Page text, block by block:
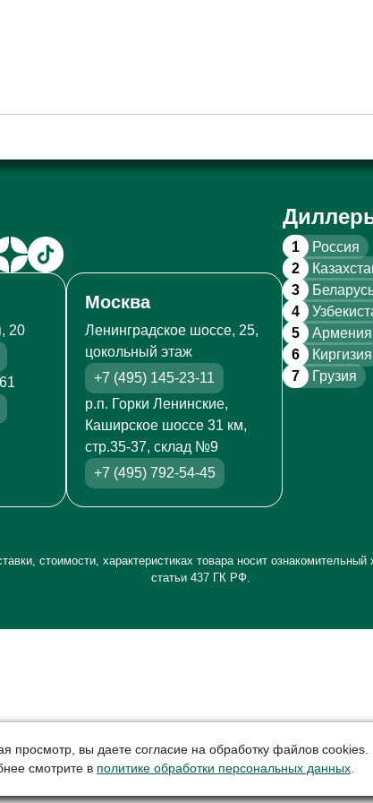
а также при
90 ЗВОНОК БЕСПЛАТНЫЙ
20
Москва
Ленинградское шоссе, 25,
цокольный этаж
+7 (495) 145-23-11
р.п. Горки Ленинские,
Каширское шоссе 31 км,
стр.35-37, склад №9
+7 (495) 792-54-45
1
Россия
2
3
4
5
Армения
6
Киргизия
7
Грузия
стоимости, характеристиках товара носит
статьи 437 ГК РФ.
просмотр, вы даете согласие на обработку файлов cookies.
смотрите в политике обработки персональных данных